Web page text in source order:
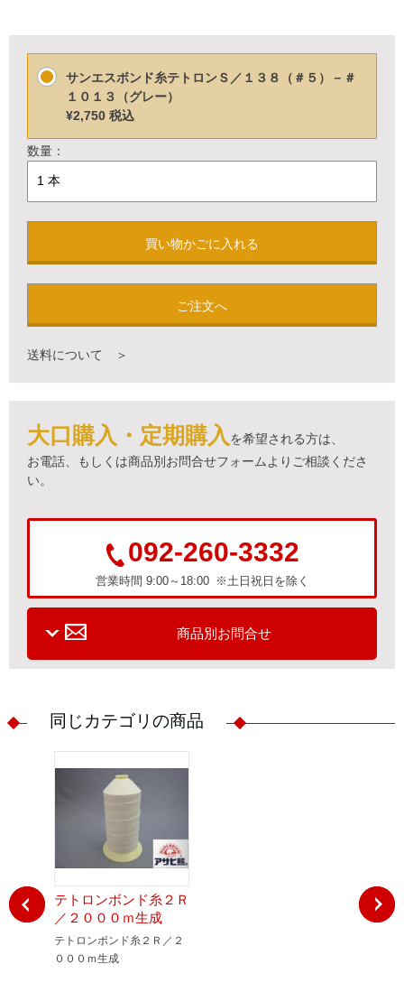
サンエスボンド糸テトロンＳ／１３８（＃５）－＃
１０１３（グレー）
¥2,750 税込
数量：
買い物かごに入れる
ご注文へ
送料について ＞
大口購入・定期購入 を希望される方は、
お電話、もしくは商品別お問合せフォームよりご相談くださ
い。
092-260-3332
営業時間 9:00～18:00 ※土日祝日を除く
商品別お問合せ
同じカテゴリの商品
テトロンボンド糸２Ｒ
／２０００ｍ生成
テトロンボンド糸２Ｒ／２
０００ｍ生成
テトロ
／２０